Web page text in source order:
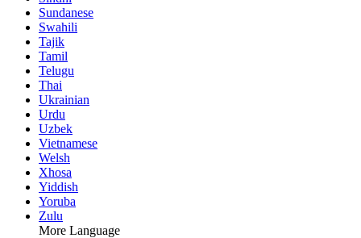
Sundanese
Swahili
Tajik
Tamil
Telugu
Thai
Ukrainian
Urdu
Uzbek
Vietnamese
Welsh
Xhosa
Yiddish
Yoruba
Zulu
More Language